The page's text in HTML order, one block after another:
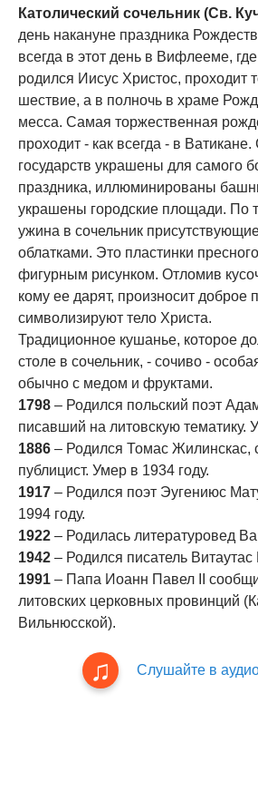
Католический сочельник (Св.
день накануне праздника
всегда в этот день в Вифлееме,
родился Иисус Христос, проходит
шествие, а в полночь в храме
месса. Самая торжественная
проходит - как всегда - в
государств украшены для самого
праздника, иллюминированы
украшены городские площади. По
ужина в сочельник
облатками. Это пластинки
фигурным рисунком. Отломив
кому ее дарят, произносит доброе
символизируют тело Христа.
Традиционное кушанье, которое
столе в сочельник, - сочиво -
обычно с медом и фруктами.
1798 – Родился польский поэт
писавший на литовскую тематику.
1886 – Родился Томас Жилинскас,
публицист. Умер в 1934 году.
1917 – Родился поэт Эугениюс
1994 году.
1922 – Родилась литературовед
1942 – Родился писатель
1991 – Папа Иоанн Павел II
литовских церковных провинций
Вильнюсской).
Слушайте в